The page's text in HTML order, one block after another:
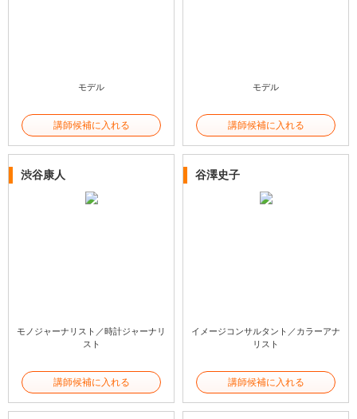
モデル
講師候補に入れる
モデル
講師候補に入れる
渋谷康人
モノジャーナリスト／時計ジャーナリ
スト
講師候補に入れる
谷澤史子
イメージコンサルタント／カラーアナ
リスト
講師候補に入れる